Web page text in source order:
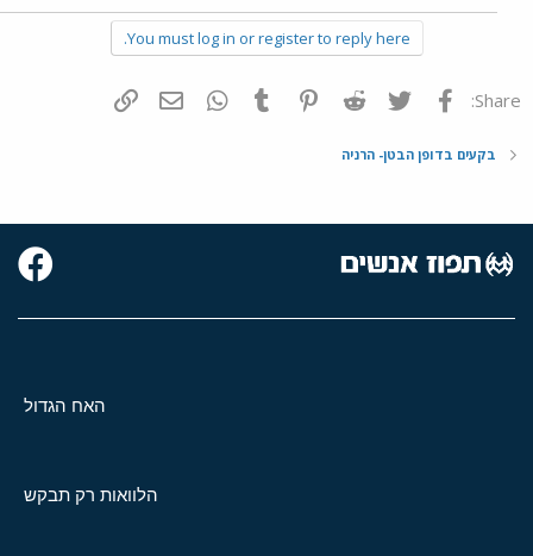
You must log in or register to reply here.
Share: פייסבוק Twitter
Reddit
Pinterest
Tumblr
WhatsAppדואר אלקטרוני
בקעים בדופן הבטן- הרניה
האח הגדול
הלוואות רק תבקש